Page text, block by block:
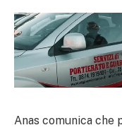
Anas comunica